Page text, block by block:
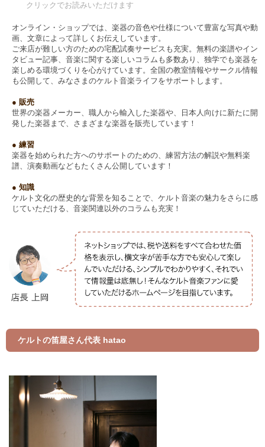
クリックでお読みいただけます
オンライン・ショップでは、楽器の音色や仕様について豊富な写真や動
画、文章によって詳しくお伝えしています。
ご来店が難しい方のための宅配試奏サービスも充実。無料の楽譜やイン
タビュー記事、音楽に関する楽しいコラムも多数あり、独学でも楽器を
楽しめる環境づくりを心がけています。全国の教室情報やサークル情報
も公開して、みなさまのケルト音楽ライフをサポートします。
● 販売
世界の楽器メーカー、職人から輸入した楽器や、日本人向けに新たに開
発した楽器まで、さまざまな楽器を販売しています！
● 練習
楽器を始められた方へのサポートのための、練習方法の解説や無料楽
譜、演奏動画などもたくさん公開しています！
● 知識
ケルト文化の歴史的な背景を知ることで、ケルト音楽の魅力をさらに感
じていただける、音楽関連以外のコラムも充実！
ケルトの笛屋さん代表 hatao